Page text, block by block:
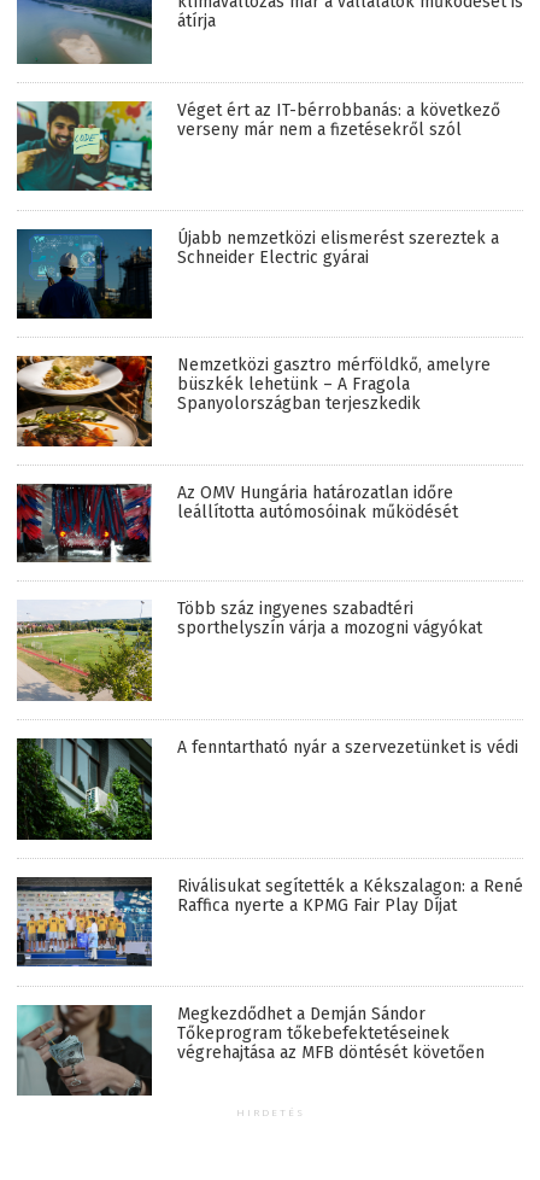
átírja
Véget ért az IT-bérrobbanás: a következő
verseny már nem a fizetésekről szól
Újabb nemzetközi elismerést szereztek a
Schneider Electric gyárai
Nemzetközi gasztro mérföldkő, amelyre
büszkék lehetünk – A Fragola
Spanyolországban terjeszkedik
Az OMV Hungária határozatlan időre
leállította autómosóinak működését
Több száz ingyenes szabadtéri
sporthelyszín várja a mozogni vágyókat
A fenntartható nyár a szervezetünket is védi
Riválisukat segítették a Kékszalagon: a René
Raffica nyerte a KPMG Fair Play Díjat
Megkezdődhet a Demján Sándor
Tőkeprogram tőkebefektetéseinek
végrehajtása az MFB döntését követően
HIRDETÉS